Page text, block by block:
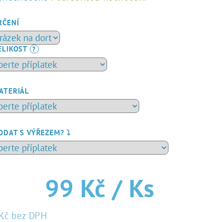
?
S VÝŘEZEM? ⤵️
99 Kč / Ks
bez DPH